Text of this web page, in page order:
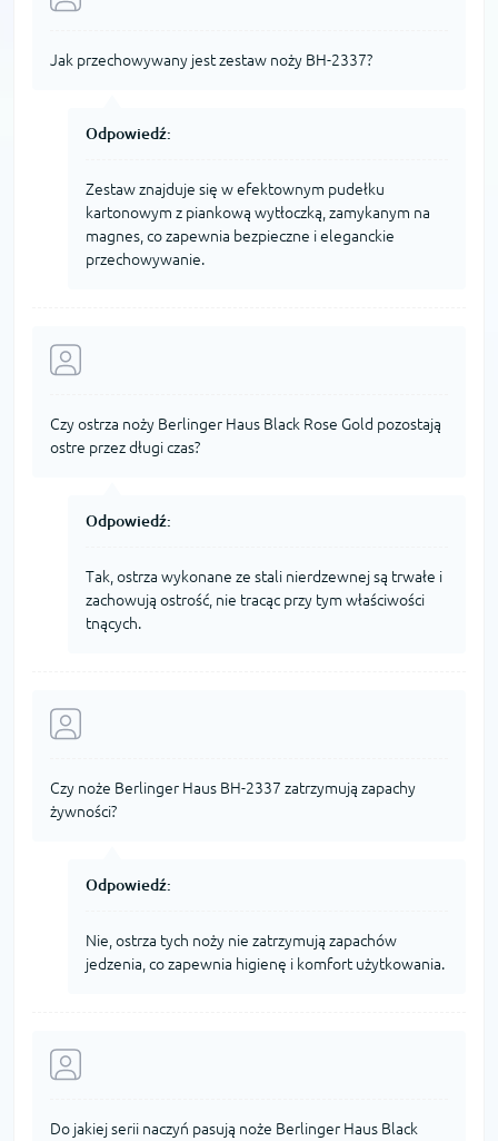
Jak przechowywany jest zestaw noży BH-2337?
Odpowiedź:
Zestaw znajduje się w efektownym pudełku
kartonowym z piankową wytłoczką, zamykanym na
magnes, co zapewnia bezpieczne i eleganckie
przechowywanie.
Czy ostrza noży Berlinger Haus Black Rose Gold pozostają
ostre przez długi czas?
Odpowiedź:
Tak, ostrza wykonane ze stali nierdzewnej są trwałe i
zachowują ostrość, nie tracąc przy tym właściwości
tnących.
Czy noże Berlinger Haus BH-2337 zatrzymują zapachy
żywności?
Odpowiedź:
Nie, ostrza tych noży nie zatrzymują zapachów
jedzenia, co zapewnia higienę i komfort użytkowania.
Do jakiej serii naczyń pasują noże Berlinger Haus Black